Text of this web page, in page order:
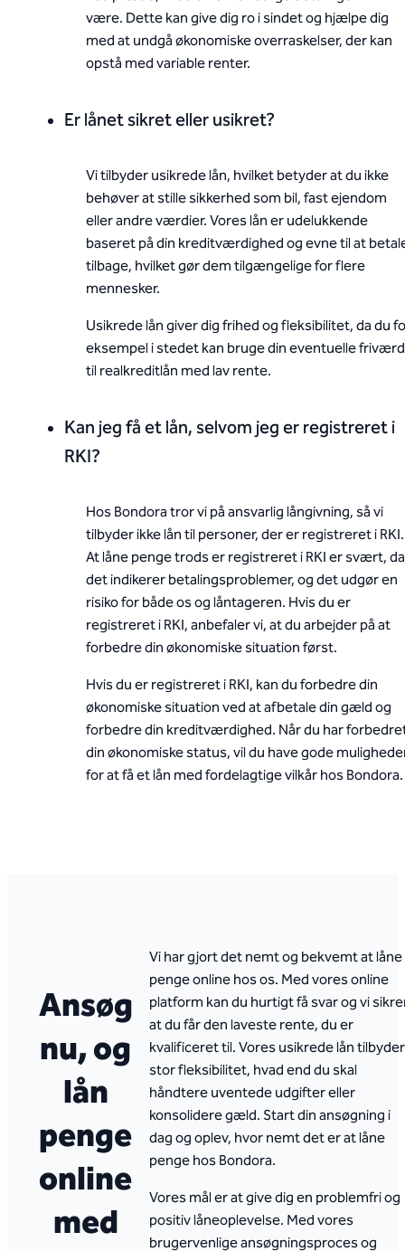
være. Dette kan give dig ro i sindet og hjælpe dig
med at undgå økonomiske overraskelser, der kan
opstå med variable renter.
Er lånet sikret eller usikret?
Vi tilbyder usikrede lån, hvilket betyder at du ikke
behøver at stille sikkerhed som bil, fast ejendom
eller andre værdier. Vores lån er udelukkende
baseret på din kreditværdighed og evne til at
tilbage, hvilket gør dem tilgængelige for flere
mennesker.
Usikrede lån giver dig frihed og fleksibilitet, da du
eksempel i stedet kan bruge din eventuelle
til realkreditlån med lav rente.
Kan jeg få et lån, selvom jeg er registreret i
RKI?
Hos Bondora tror vi på ansvarlig långivning, så vi
tilbyder ikke lån til personer, der er registreret i RKI.
At låne penge trods er registreret i RKI er svært, da
det indikerer betalingsproblemer, og det udgør en
risiko for både os og låntageren. Hvis du er
registreret i RKI, anbefaler vi, at du arbejder på at
forbedre din økonomiske situation først.
Hvis du er registreret i RKI, kan du forbedre din
økonomiske situation ved at afbetale din gæld og
forbedre din kreditværdighed. Når du har
din økonomiske status, vil du have gode
for at få et lån med fordelagtige vilkår hos Bondora.
Ansøg
nu, og
lån
penge
online
med
Vi har gjort det nemt og bekvemt at låne
penge online hos os. Med vores online
platform kan du hurtigt få svar og vi
at du får den laveste rente, du er
kvalificeret til. Vores usikrede lån tilbyder
stor fleksibilitet, hvad end du skal
håndtere uventede udgifter eller
konsolidere gæld. Start din ansøgning i
dag og oplev, hvor nemt det er at låne
penge hos Bondora.
Vores mål er at give dig en problemfri og
positiv låneoplevelse. Med vores
brugervenlige ansøgningsproces og